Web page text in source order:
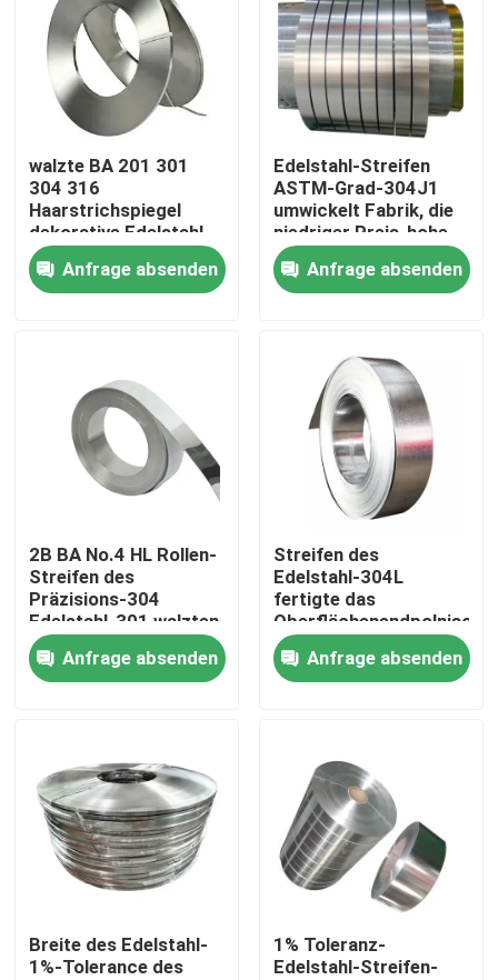
Produkte
Videos
Über uns
Werksbesichtigung
Qualitätskontrolle
Kontakt mit uns
Neuigkeiten
Bitte um ein Angebot
Edelstahl-Platten-Blätter
walzte BA 201 301
304 316
Haarstrichspiegel
dekorative Edelstahl-
Streifen kalt
Anfrage absenden
Edelstahl-Streifen
ASTM-Grad-304J1
umwickelt Fabrik, die
niedriger Preis-hohe
Qualität/warm gewalzt
kaltwalzte
Anfrage absenden
2B BA No.4 HL Rollen-
Streifen des
Präzisions-304
Edelstahl-301 walzten
kalt
Anfrage absenden
Streifen des
Edelstahl-304L
fertigte das
Oberflächenendpolnisch
der Stärke-
BA/Polished/Brushed
besonders an
Anfrage absenden
Breite des Edelstahl-
1%-Tolerance des
1% Toleranz-
Edelstahl-Streifen-